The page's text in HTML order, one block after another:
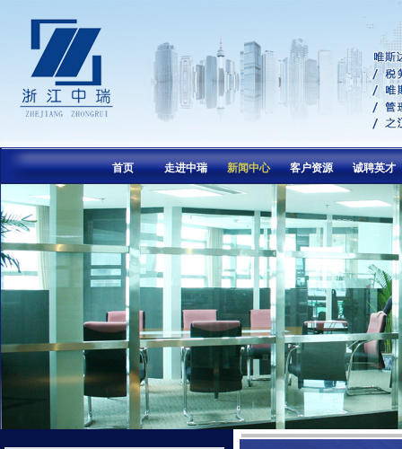
首页 走进中瑞 新闻中心 客户资源 诚聘英才